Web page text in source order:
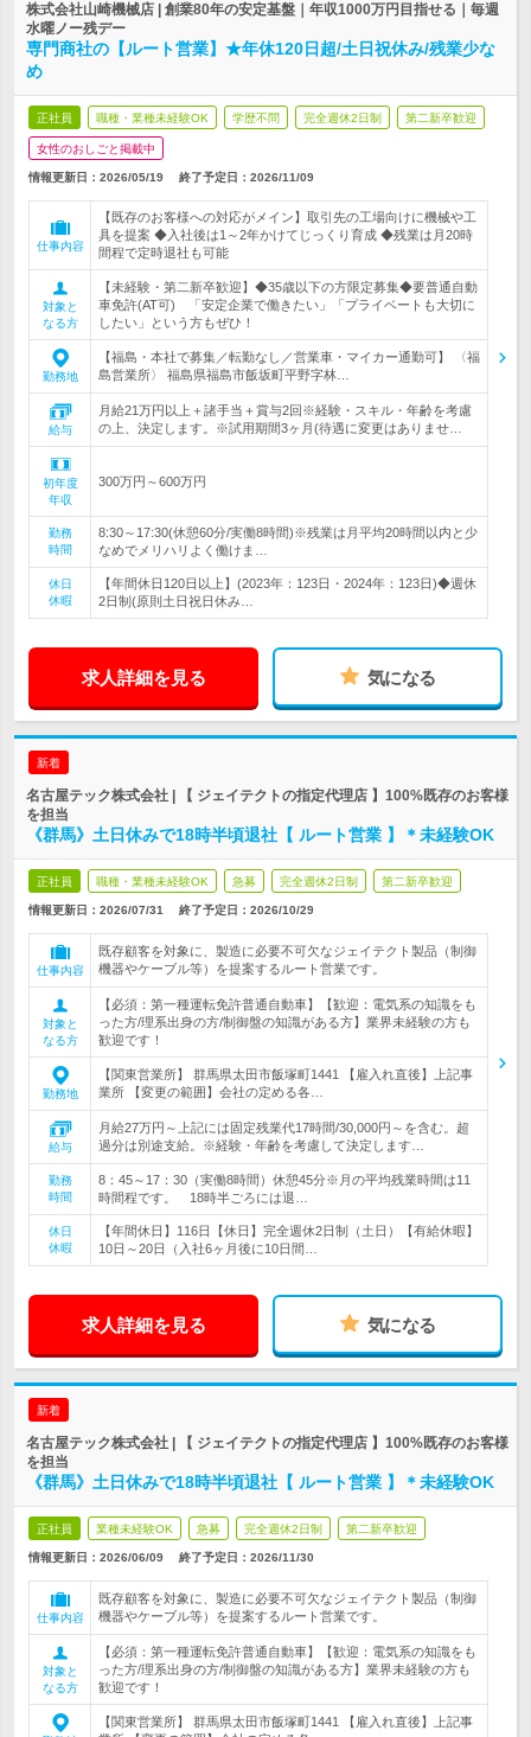
株式会社山崎機械店 | 創業80年の安定基盤｜年収1000万円目指せる｜毎週
水曜ノー残デー
専門商社の【ルート営業】★年休120日超/土日祝休み/残業少な
め
正社員 職種・業種未経験OK 学歴不問 完全週休2日制 第二新卒歓迎
女性のおしごと掲載中
情報更新日：2026/05/19 終了予定日： 2026/11/09
仕事内容
【既存のお客様への対応がメイン】取引先の工場向けに機械や工
具を提案 ◆入社後は1～2年かけてじっくり育成 ◆残業は月20時
間程で定時退社も可能
対象と
なる方
【未経験・第二新卒歓迎】◆35歳以下の方限定募集◆要普通自動
車免許(AT可) 「安定企業で働きたい」「プライベートも大切に
したい」という方もぜひ！
勤務地
【福島・本社で募集／転勤なし／営業車・マイカー通勤可】 〈福
島営業所〉 福島県福島市飯坂町平野字林…
給与
月給21万円以上＋諸手当＋賞与2回※経験・スキル・年齢を考慮
の上、決定します。※試用期間3ヶ月(待遇に変更はありませ…
初年度
年収
300万円～600万円
勤務
時間
8:30～17:30(休憩60分/実働8時間)※残業は月平均20時間以内と少
なめでメリハリよく働けま…
休日
休暇
【年間休日120日以上】(2023年：123日・2024年：123日)◆週休
2日制(原則土日祝日休み…
求人詳細を見る 気になる
新着
名古屋テック株式会社 | 【 ジェイテクトの指定代理店 】100%既存のお客様
を担当
《群馬》土日休みで18時半頃退社【 ルート営業 】＊未経験OK
正社員 職種・業種未経験OK 急募 完全週休2日制 第二新卒歓迎
情報更新日：2026/07/31 終了予定日： 2026/10/29
仕事内容
既存顧客を対象に、製造に必要不可欠なジェイテクト製品（制御
機器やケーブル等）を提案するルート営業です。
対象と
なる方
【必須：第一種運転免許普通自動車】【歓迎：電気系の知識をも
った方/理系出身の方/制御盤の知識がある方】業界未経験の方も
歓迎です！
勤務地
【関東営業所】 群馬県太田市飯塚町1441 【雇入れ直後】上記事
業所 【変更の範囲】会社の定める各…
給与
月給27万円～上記には固定残業代17時間/30,000円～を含む。超
過分は別途支給。※経験・年齢を考慮して決定します…
勤務
時間
8：45～17：30（実働8時間）休憩45分※月の平均残業時間は11
時間程です。 18時半ごろには退…
休日
休暇
【年間休日】116日【休日】完全週休2日制（土日）【有給休暇】
10日～20日（入社6ヶ月後に10日間…
求人詳細を見る 気になる
新着
名古屋テック株式会社 | 【 ジェイテクトの指定代理店 】100%既存のお客様
を担当
《群馬》土日休みで18時半頃退社【 ルート営業 】＊未経験OK
正社員 業種未経験OK 急募 完全週休2日制 第二新卒歓迎
情報更新日：2026/06/09 終了予定日： 2026/11/30
仕事内容
既存顧客を対象に、製造に必要不可欠なジェイテクト製品（制御
機器やケーブル等）を提案するルート営業です。
対象と
なる方
【必須：第一種運転免許普通自動車】【歓迎：電気系の知識をも
った方/理系出身の方/制御盤の知識がある方】業界未経験の方も
歓迎です！
【関東営業所】 群馬県太田市飯塚町1441 【雇入れ直後】上記事